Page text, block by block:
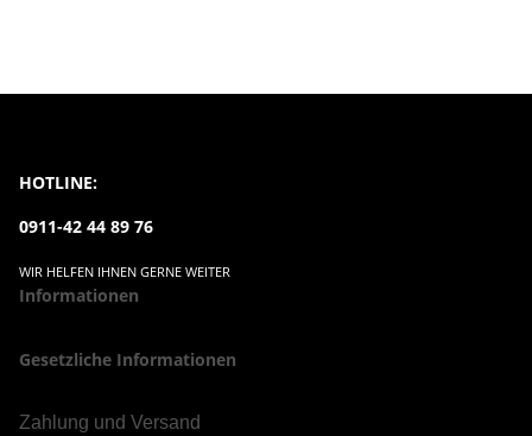
HOTLINE:
0911-42 44 89 76
WIR HELFEN IHNEN GERNE WEITER
Informationen
Gesetzliche Informationen
Zahlung und Versand